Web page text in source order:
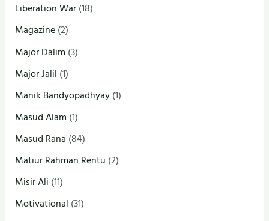
Liberation War(18)
Magazine(2)
Major Dalim (3)
Major Jalil (1)
Manik Bandyopadhyay(1)
Masud Alam (1)
Masud Rana (84)
Matiur Rahman Rentu (2)
Misir Ali (11)
Motivational (31)